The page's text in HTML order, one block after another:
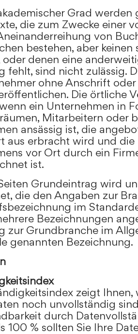
Grad werden
die zum Zwecke einer
von
bestehen, aber keinen
oder denen eine
fehlt, sind nicht zulässig.
ohne Anschrift
Die örtliche
ein Unternehmen in
Mitarbeitern oder
ansässig ist, die
aus erbracht wird und die
vor Ort durch ein
ist.
Grundeintrag wird
die den Angaben zur
im
Bezeichnungen
zur Grundbranche im
genannten Bezeichnung.
zeigt
noch unvollständig
durch
100 % sollten Sie Ihre